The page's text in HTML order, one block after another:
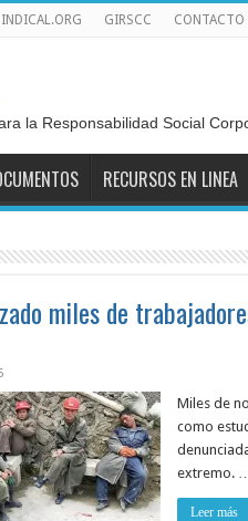
GIRSCC CONTACTO
la Responsabilidad Social
RECURSOS EN LINEA
miles de
Miles de
como
extremo.
Leer más